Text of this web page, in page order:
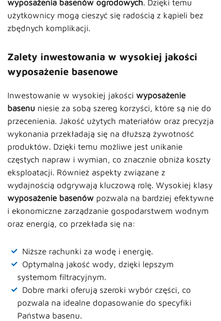
wyposażenia basenów ogrodowych. Dzięki temu
użytkownicy mogą cieszyć się radością z kąpieli bez
zbędnych komplikacji.
Zalety inwestowania w wysokiej jakości
wyposażenie basenowe
Inwestowanie w wysokiej jakości wyposażenie
basenu niesie za sobą szereg korzyści, które są nie do
przecenienia. Jakość użytych materiałów oraz precyzja
wykonania przekładają się na dłuższą żywotność
produktów. Dzięki temu możliwe jest unikanie
częstych napraw i wymian, co znacznie obniża koszty
eksploatacji. Również aspekty związane z
wydajnością odgrywają kluczową rolę. Wysokiej klasy
wyposażenie basenów pozwala na bardziej efektywne
i ekonomiczne zarządzanie gospodarstwem wodnym
oraz energią, co przekłada się na:
Niższe rachunki za wodę i energię.
Optymalną jakość wody, dzięki lepszym
systemom filtracyjnym.
Dobre marki oferują szeroki wybór części, co
pozwala na idealne dopasowanie do specyfiki
Państwa basenu.